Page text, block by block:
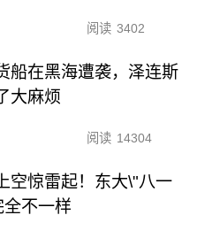
阅读 3402
船在黑海遭袭，泽连斯
大麻烦
阅读 14304
空惊雷起！东大\"八一
不一样